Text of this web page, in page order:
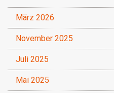
März 2026
November 2025
Juli 2025
Mai 2025